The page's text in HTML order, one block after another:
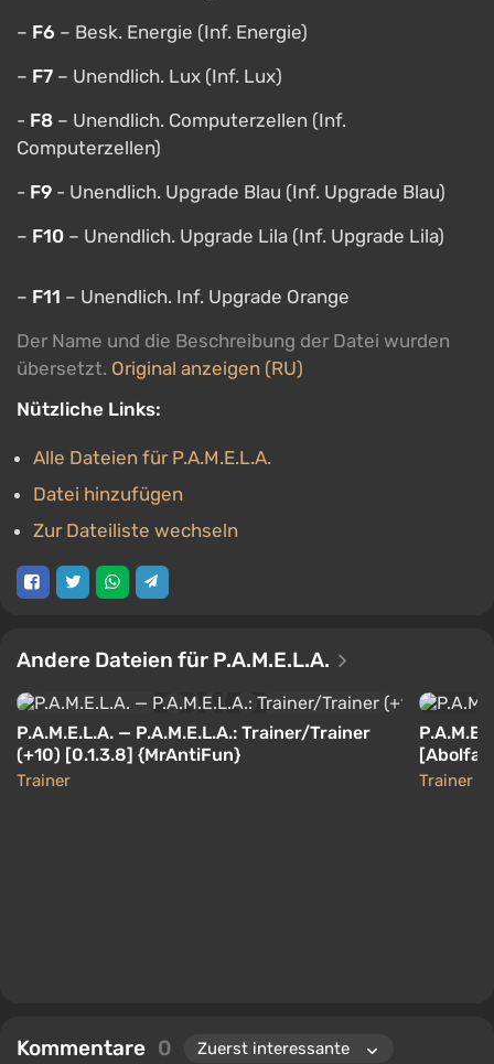
– F6 – Besk. Energie (Inf. Energie)
– F7 – Unendlich. Lux (Inf. Lux)
- F8 – Unendlich. Computerzellen (Inf.
Computerzellen)
- F9 - Unendlich. Upgrade Blau (Inf. Upgrade Blau)
– F10 – Unendlich. Upgrade Lila (Inf. Upgrade Lila)
– F11 – Unendlich. Inf. Upgrade Orange
Der Name und die Beschreibung der Datei wurden
übersetzt. Original anzeigen (RU)
Nützliche Links:
Alle Dateien für P.A.M.E.L.A.
Datei hinzufügen
Zur Dateiliste wechseln
Andere Dateien für P.A.M.E.L.A.
P.A.M.E.L.A. — P.A.M.E.L.A.: Trainer/Trainer
(+10) [0.1.3.8] {MrAntiFun}
Trainer Trainer
Kommentare 0